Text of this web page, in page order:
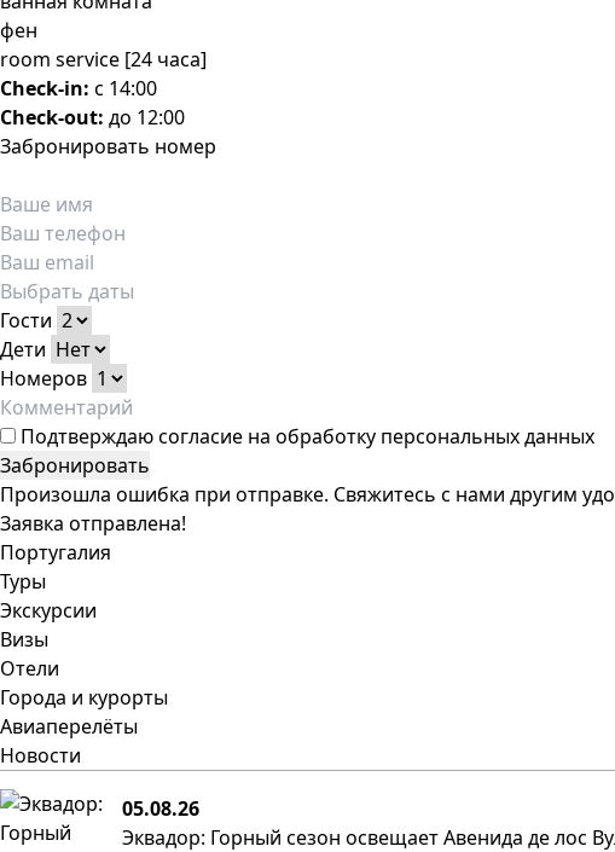
фен
room service [24 часа]
Check-in: c 14:00
Check-out: до 12:00
Забронировать номер
Гости
Дети
Номеров
Подтверждаюсогласие на обработку персональных данных
Забронировать
Произошла ошибка при отправке. Свяжитесь с нами другим
Заявка отправлена!
Португалия
Туры
Экскурсии
Визы
Отели
Города и курорты
Авиаперелёты
Новости
05.08.26
Эквадор: Горный сезон освещает Авенида де лос